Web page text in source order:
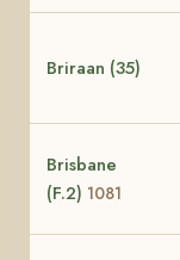
Briraan (35)
Brisbane
(F.2) 1081